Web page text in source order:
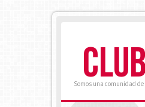
Somos una comunidad